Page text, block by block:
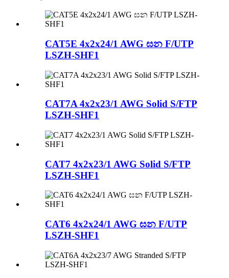
CAT5E 4x2x24/1 AWG ඝන F/UTP
LSZH-SHF1
CAT7A 4x2x23/1 AWG Solid S/FTP
LSZH-SHF1
CAT7 4x2x23/1 AWG Solid S/FTP
LSZH-SHF1
CAT6 4x2x24/1 AWG ඝන F/UTP
LSZH-SHF1